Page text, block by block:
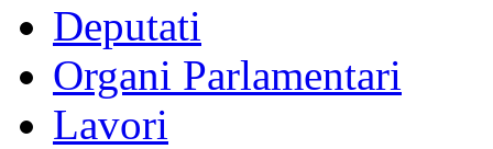
Deputati
Organi Parlamentari
Lavori